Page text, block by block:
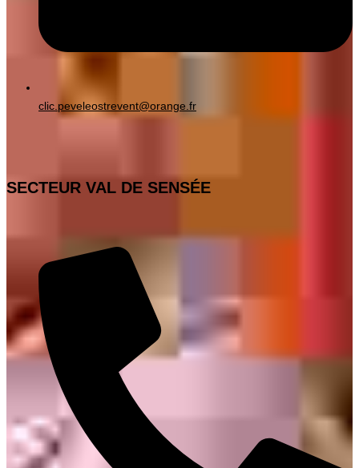
clic.peveleostrevent@orange.fr
SECTEUR VAL DE SENSÉE